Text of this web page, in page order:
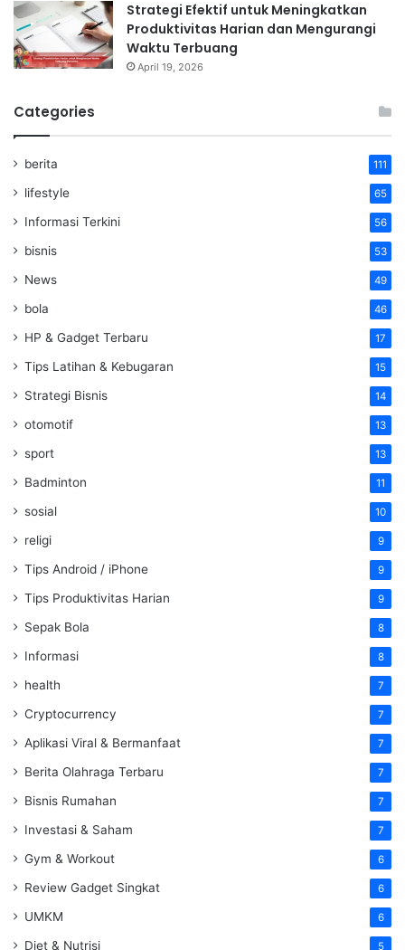
Strategi Efektif untuk Meningkatkan
Produktivitas Harian dan Mengurangi
Waktu Terbuang
April 19, 2026
Categories
berita 111
lifestyle 65
Informasi Terkini 56
bisnis 53
News 49
bola 46
HP & Gadget Terbaru 17
Tips Latihan & Kebugaran 15
Strategi Bisnis 14
otomotif 13
sport 13
Badminton 11
sosial 10
religi 9
Tips Android / iPhone 9
Tips Produktivitas Harian 9
Sepak Bola 8
Informasi 8
health 7
Cryptocurrency 7
Aplikasi Viral & Bermanfaat 7
Berita Olahraga Terbaru 7
Bisnis Rumahan 7
Investasi & Saham 7
Gym & Workout 6
Review Gadget Singkat 6
UMKM 6
Diet & Nutrisi 5